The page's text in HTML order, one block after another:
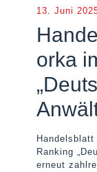
13. Juni
orka
Ranking
erneut